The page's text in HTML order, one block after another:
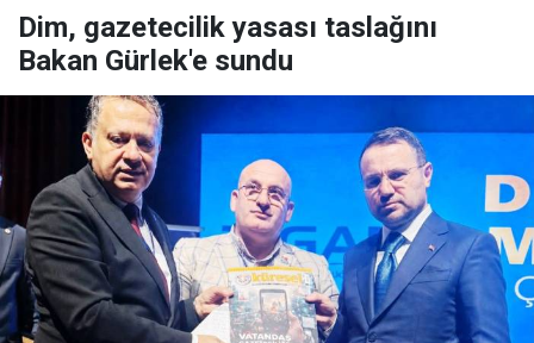
Dim, gazetecilik yasası taslağını
Bakan Gürlek'e sundu